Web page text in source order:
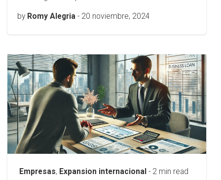
by Romy Alegria - 20 noviembre, 2024
Empresas, Expansion internacional - 2 min read